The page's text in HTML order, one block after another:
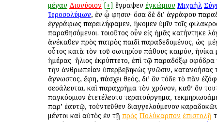
μέγαν Διονύσιον [+] ἔγραψεν ἐγκώμιον Μιχαὴλ
Ἱεροσολύμων, ἐν ᾧ φησιν· ὅσα δὲ δι’ ἀγράφου
ἐγγράφως παρειλήφαμεν, ἥκομεν ὑμῖν τοῖς
παραθησόμενοι. τοιοῦτος οὖν εἰς ἡμᾶς κατήντηκε
ἀνέκαθεν πρὸς πατρὸς παιδὶ παραδεδομένος, ὡς ὁ
οὗτος κατὰ τὸν τοῦ σωτηρίου πάθους καιρόν, ἡνίκα
ἡμέρας ὁ ἥλιος ἐκρύπτετο, ἐπὶ τῷ παραδόξῳ σφόδρα
τὴν ἀνθρωπείαν ὑπερβεβηκὼς γνῶσιν, κατανοήσας
ἄγνωστος, ἔφη, πάσχει θεός, δι’ ὃν τόδε τὸ πᾶν
σεσάλευται. καὶ παραχρῆμα τὸν χρόνον, καθ’ ὃν
παγκόσμιον ἐτετέλεστο τερατούργημα,
παρ’ ἑαυτῷ, τοὐντεῦθεν διαγγελούμενον
μέντοι καὶ αὐτὸς ἐν τῇ πρὸς Πολύκαρπον ἐπιστολῇ